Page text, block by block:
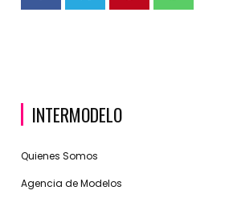
INTERMODELO
Quienes Somos
Agencia de Modelos